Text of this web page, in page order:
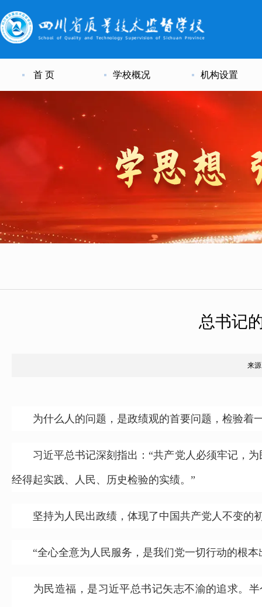
首 页 学校概况 机构设置
总书记
来
为什么人的问题，是政绩观的首要问题，检验着
习近平总书记深刻指出：“共产党人必须牢记，为
经得起实践、人民、历史检验的实绩。”
坚持为人民出政绩，体现了中国共产党人不变的
“全心全意为人民服务，是我们党一切行动的根本
为民造福，是习近平总书记矢志不渝的追求。半